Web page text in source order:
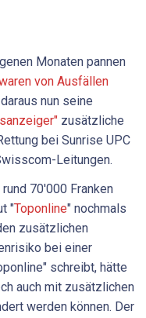
Monaten pannen
von Ausfällen
nun seine
zusätzliche
bei Sunrise UPC
Leitungen.
70'000 Franken
"Toponline" nochmals
zusätzlichen
bei einer
schreibt, hätte
auch mit zusätzlichen
werden können. Der